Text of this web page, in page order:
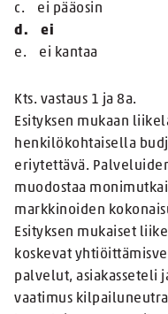
c. ei pääosin
d. ei
e. ei kantaa
Kts. vastaus 1 ja 8a.
Esityksen mukaan
henkilökohtaisella
eriytettävä.
muodostaa
markkinoiden
Esityksen mukaiset
koskevat
palvelut, asiakasseteli
vaatimus